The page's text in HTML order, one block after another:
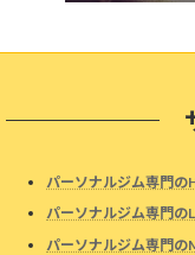
パーソナルジム専門の
パーソナルジム専門の
パーソナルジム専門の